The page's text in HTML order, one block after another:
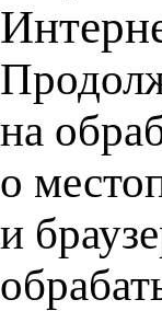
на
о
и